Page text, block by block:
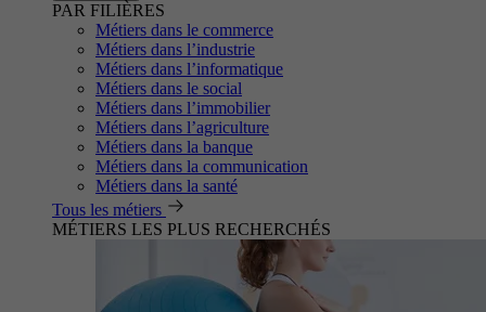
PAR FILIÈRES
Métiers dans le commerce
Métiers dans l’industrie
Métiers dans l’informatique
Métiers dans le social
Métiers dans l’immobilier
Métiers dans l’agriculture
Métiers dans la banque
Métiers dans la communication
Métiers dans la santé
Tous les métiers
MÉTIERS LES PLUS RECHERCHÉS